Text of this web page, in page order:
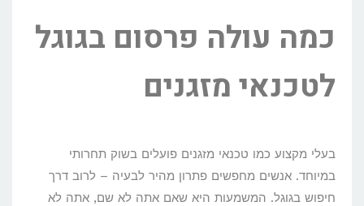
כמה עולה פרסום בגוגל
לטכנאי מזגנים
בעלי מקצוע כמו טכנאי מזגנים פועלים בשוק תחרותי
במיוחד. אנשים מחפשים פתרון מהיר לבעיה – לרוב דרך
חיפוש בגוגל. המשמעות היא שאם אתה לא שם, אתה לא